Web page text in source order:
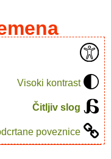
Visoki kontrast
Čitljiv slog
poveznice